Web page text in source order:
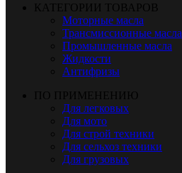
КАТЕГОРИИ ТОВАРОВ
Моторные масла
Трансмиссионные масла
Промышленные масла
Жидкости
Антифризы
ПО ПРИМЕНЕНИЮ
Для легковых
Для мото
Для строй техники
Для сельхоз техники
Для грузовых